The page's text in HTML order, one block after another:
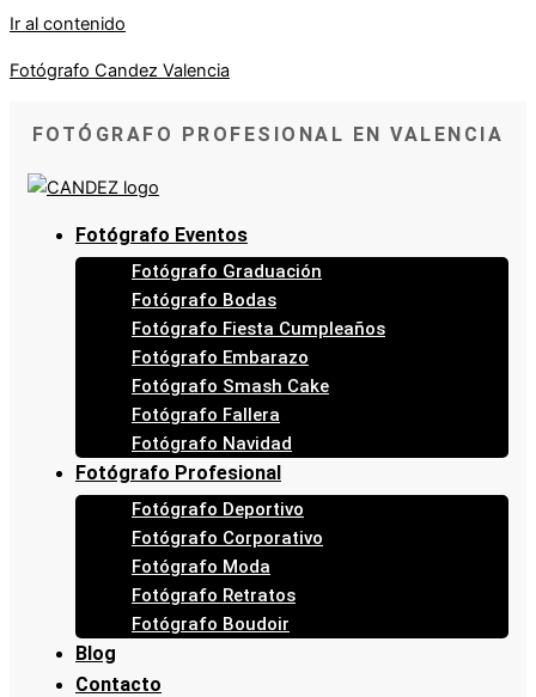
Ir al contenido
Fotógrafo Candez Valencia
FOTÓGRAFO PROFESIONAL EN VALENCIA
Fotógrafo Eventos
Fotógrafo Graduación
Fotógrafo Bodas
Fotógrafo Fiesta Cumpleaños
Fotógrafo Embarazo
Fotógrafo Smash Cake
Fotógrafo Fallera
Fotógrafo Navidad
Fotógrafo Profesional
Fotógrafo Deportivo
Fotógrafo Corporativo
Fotógrafo Moda
Fotógrafo Retratos
Fotógrafo Boudoir
Blog
Contacto